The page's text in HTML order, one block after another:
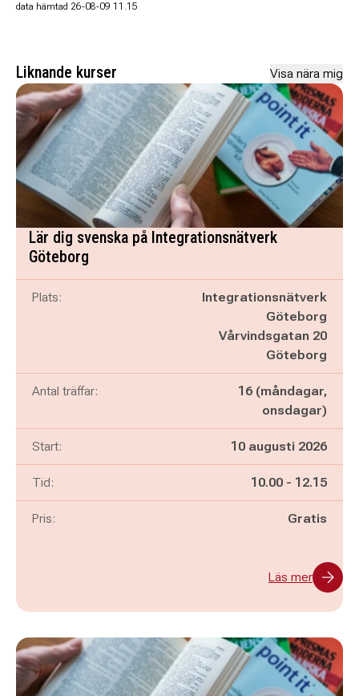
data hämtad 26-08-09 11.15
Liknande kurser Visa nära mig
Lär dig svenska på Integrationsnätverk
Göteborg
Plats:
Integrationsnätverk
Göteborg
Vårvindsgatan 20
Göteborg
Antal träffar:
16 (måndagar,
onsdagar)
Start: 10 augusti 2026
Tid: Pågår mellan
10.00 - och
12.15
Pris: Gratis
Läs mer